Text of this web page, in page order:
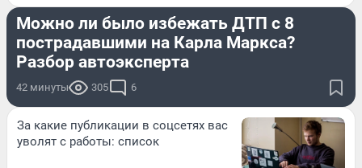
Можно ли было избежать ДТП с 8
пострадавшими на Карла Маркса?
Разбор автоэксперта
42 минуты 305 6
За какие публикации в соцсетях вас
уволят с работы: список